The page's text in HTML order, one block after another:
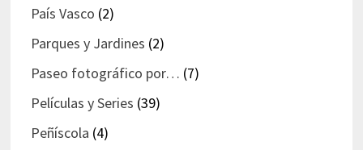
País Vasco (2)
Parques y Jardines (2)
Paseo fotográfico por… (7)
Películas y Series (39)
Peñíscola (4)